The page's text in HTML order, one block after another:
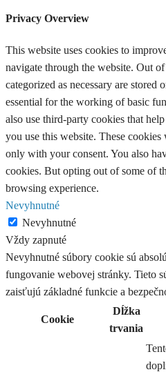
Privacy Overview
This website uses cookies to
navigate through the website. Out
categorized as necessary are stored
essential for the working of basic
also use third-party cookies that
you use this website. These
only with your consent. You also
cookies. But opting out of some of
browsing experience.
Nevyhnutné
Nevyhnutné
Vždy zapnuté
Nevyhnutné súbory cookie sú
fungovanie webovej stránky. Tieto
zaisťujú základné funkcie a
Cookie
Dĺžka
trvania